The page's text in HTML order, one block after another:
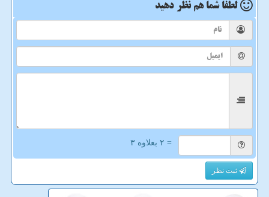
لطفا شما هم نظر دهید
= ۲ بعلاوه ۳
ثبت نظر